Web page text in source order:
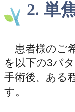
2. 単
患者様のご
を以下の3パ
手術後、ある
す。